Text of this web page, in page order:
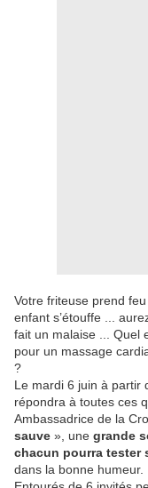
Votre friteuse prend
enfant s’étouffe ...
fait un malaise ... Quel
pour un massage
?
Le mardi 6 juin à partir
répondra à toutes ces
Ambassadrice de la
sauve », une grande
chacun pourra tester
dans la bonne humeur.